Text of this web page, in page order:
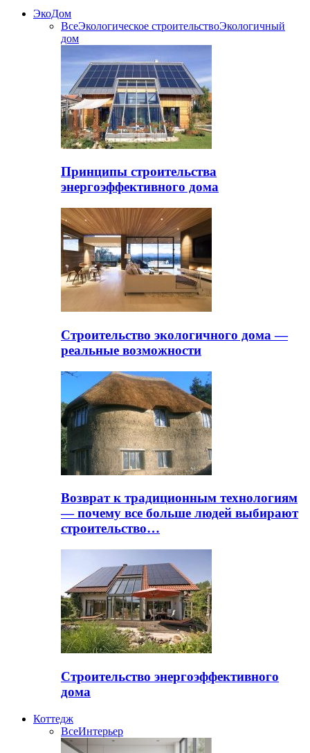
ЭкоДом
ВсеЭкологическое строительствоЭкологичный
дом
Принципы строительства
энергоэффективного дома
Строительство экологичного дома —
реальные возможности
Возврат к традиционным технологиям
— почему все больше людей выбирают
строительство…
Строительство энергоэффективного
дома
Коттедж
ВсеИнтерьер